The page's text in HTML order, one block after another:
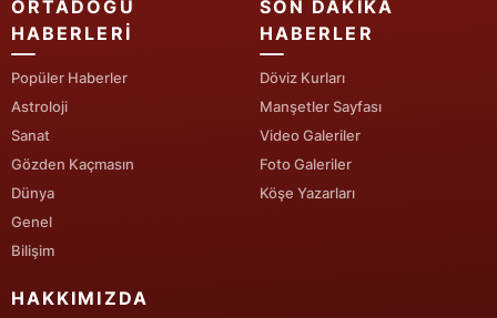
ORTADOĞU
HABERLERI
Popüler Haberler
Astroloji
Sanat
Gözden Kaçmasın
Dünya
Genel
Bilişim
SON DAKIKA
HABERLER
Döviz Kurları
Manşetler Sayfası
Video Galeriler
Foto Galeriler
Köşe Yazarları
HAKKIMIZDA